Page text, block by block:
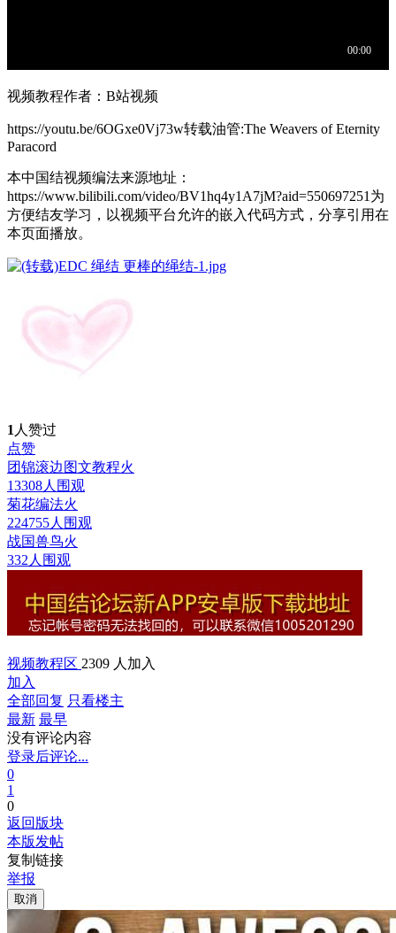
视频教程作者：B站视频
https://youtu.be/6OGxe0Vj73w转载油管:The Weavers of Eternity
Paracord
本中国结视频编法来源地址：
https://www.bilibili.com/video/BV1hq4y1A7jM?aid=550697251为
方便结友学习，以视频平台允许的嵌入代码方式，分享引用在
本页面播放。
1 人赞过
点赞
团锦滚边图文教程火
13308人围观
菊花编法火
224755人围观
战国兽鸟火
332人围观
视频教程区 2309 人加入
加入
全部回复 只看楼主
最新 最早
没有评论内容
登录后评论...
0
1
0
返回版块
本版发帖
复制链接
举报
取消